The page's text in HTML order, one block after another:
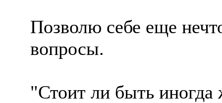
Позволю себе еще
вопросы.
"Стоит ли быть